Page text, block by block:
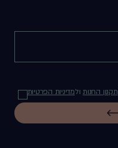
תקנון החנותולמדיניות הפרטיות